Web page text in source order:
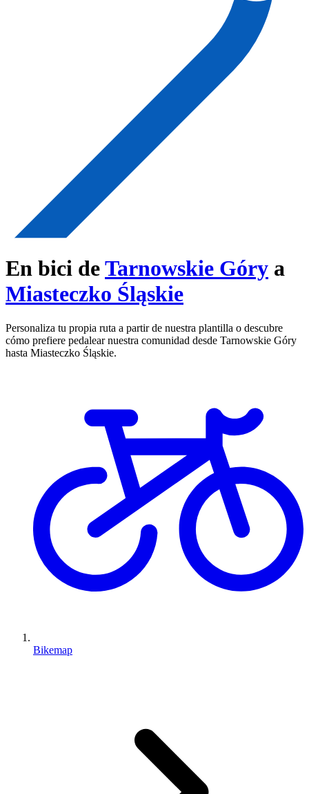
En bici deTarnowskie Góry a
Miasteczko Śląskie
Personaliza tu propia ruta a partir de nuestra plantilla o descubre
cómo prefiere pedalear nuestra comunidad desde Tarnowskie Góry
hasta Miasteczko Śląskie.
Bikemap